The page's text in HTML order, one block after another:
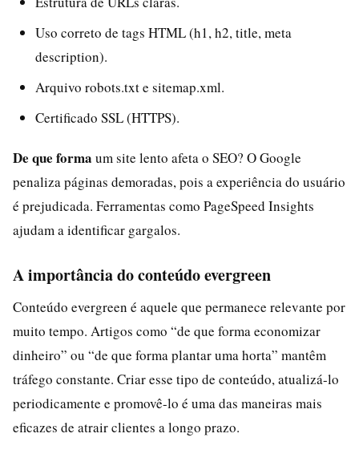
Uso correto de tags HTML (h1, h2, title, meta
description).
Arquivo robots.txt e sitemap.xml.
Certificado SSL (HTTPS).
De que forma um site lento afeta o SEO? O Google
penaliza páginas demoradas, pois a experiência do usuário
é prejudicada. Ferramentas como PageSpeed Insights
ajudam a identificar gargalos.
A importância do conteúdo evergreen
Conteúdo evergreen é aquele que permanece relevante por
muito tempo. Artigos como “de que forma economizar
dinheiro” ou “de que forma plantar uma horta” mantêm
tráfego constante. Criar esse tipo de conteúdo, atualizá-lo
periodicamente e promovê-lo é uma das maneiras mais
eficazes de atrair clientes a longo prazo.